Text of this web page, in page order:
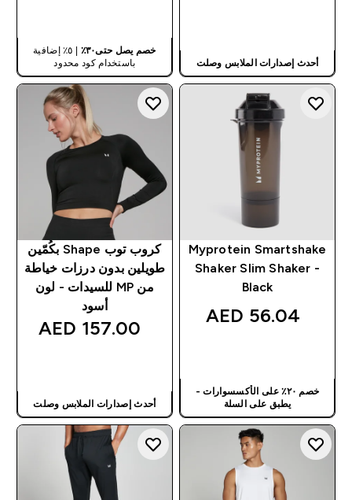
أحدث إصدارات الملابس وصلت
خصم يصل حتى٣٠٪
| ٥٪ إضافية
باستخدام كود محدود
Myprotein Smartshake
Shaker Slim Shaker -
Black
56.04 AED‎
خصم ٢٠٪ على الأكسسوارات -
يطبق على السلة
كروب توب Shape بكُمّين
طويلين بدون درزات خياطة
من MP للسيدات - لون
أسود
157.00 AED‎
أحدث إصدارات الملابس وصلت